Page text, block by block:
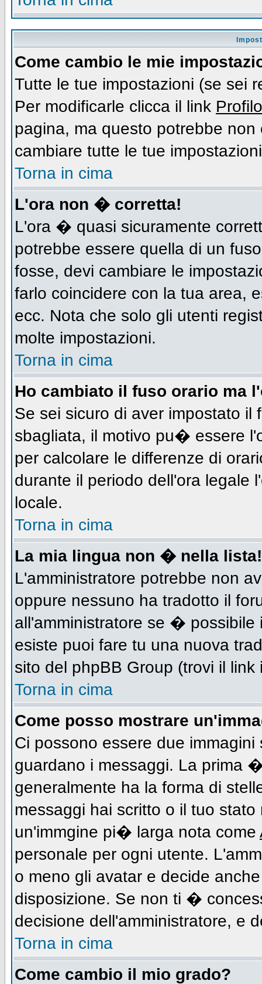
Come cambio le mie
Tutte le tue impostazioni (se sei
Per modificarle clicca il link Profilo
pagina, ma questo potrebbe
cambiare tutte le tue
Torna in cima
L'ora non � corretta!
L'ora � quasi sicuramente
potrebbe essere quella di un
fosse, devi cambiare le
farlo coincidere con la tua area,
ecc. Nota che solo gli utenti
molte impostazioni.
Torna in cima
Ho cambiato il fuso orario ma
Se sei sicuro di aver impostato
sbagliata, il motivo pu� essere
per calcolare le differenze di
durante il periodo dell'ora legale
locale.
Torna in cima
La mia lingua non � nella lista!
L'amministratore potrebbe non
oppure nessuno ha tradotto il
all'amministratore se � possibile
esiste puoi fare tu una nuova
sito del phpBB Group (trovi il
Torna in cima
Come posso mostrare
Ci possono essere due
guardano i messaggi. La prima
generalmente ha la forma di
messaggi hai scritto o il tuo
un'immgine pi� larga nota come
personale per ogni utente.
o meno gli avatar e decide
disposizione. Se non ti �
decisione dell'amministratore, e
Torna in cima
Come cambio il mio grado?